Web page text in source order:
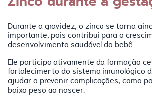
Durante a gravidez, o zinco se torna
importante, pois contribui para o
desenvolvimento saudável do bebê.
Ele participa ativamente da formação
fortalecimento do sistema imunológico
ajudar a prevenir complicações, como
baixo peso ao nascer.